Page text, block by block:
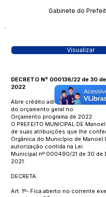
Gabinete do
Visualizar
DECRETO Nº 000136/22 de 30
2022
Abre crédito adicional -
do orçamento geral no
Orçamento programa de 2022.
O PREFEITO MUNICIPAL DE
de suas atribuições que lhe
Orgânica do Município de Manoel
autorização contida na Lei
Municipal nº 000490/21 de 30 de
2021.
DECRETA:
Art. 1º- Fica aberto no corrente